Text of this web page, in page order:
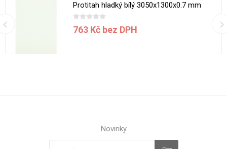
Protitah hladký bílý 3050x1300x0.7 mm
763 Kč bez DPH
Novinky